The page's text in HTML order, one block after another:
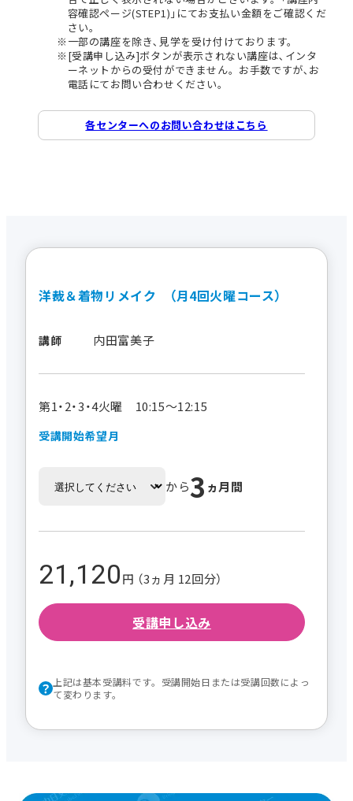
容確認ページ(STEP1)｣にてお支払い金額をご確認くだ
さい。
一部の講座を除き､見学を受け付けております。
[受講申し込み]ボタンが表示されない講座は､インタ
ーネットからの受付ができません。お手数ですが､お
電話にてお問い合わせください。
各センターへのお問い合わせはこちら
洋裁＆着物リメイク （月4回火曜コース）
講師 内田富美子
第1・2・3・4火曜 10:15～12:15
受講開始希望月
から3 ヵ月間
21,120円 （3ヵ月 12回分）
受講申し込み
上記は基本受講料です。受講開始日または受講回数によっ
て変わります。